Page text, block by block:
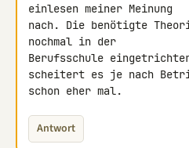
einlesen meiner Meinung
nach. Die benötigte
nochmal in der
Berufsschule
scheitert es je nach
schon eher mal.
Antwort